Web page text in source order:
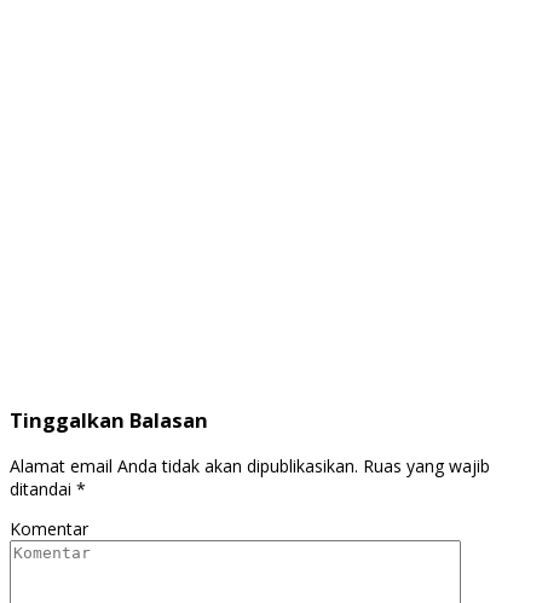
Tinggalkan Balasan
Alamat email Anda tidak akan dipublikasikan. Ruas yang wajib
ditandai *
Komentar